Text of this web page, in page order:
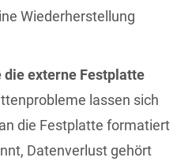
Wiederherstellung
die externe Festplatte
lassen sich
die Festplatte formatiert
Datenverlust gehört